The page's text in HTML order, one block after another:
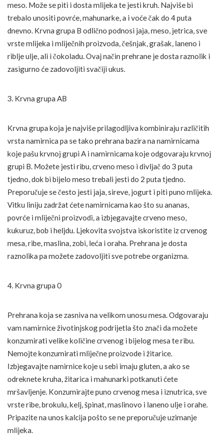
meso. Može se piti i dosta mlijeka te jesti kruh. Najviše bi
trebalo unositi povrće, mahunarke, a i voće čak do 4 puta
dnevno. Krvna grupa B odlično podnosi jaja, meso, jetrica, sve
vrste mlijeka i mliječnih proizvoda, češnjak, grašak, laneno i
riblje ulje, ali i čokoladu. Ovaj način prehrane je dosta raznolik i
zasigurno će zadovoljiti svačiji ukus.
3. Krvna grupa AB
Krvna grupa koja je najviše prilagodljiva kombiniraju različitih
vrsta namirnica pa se tako prehrana bazira na namirnicama
koje pašu krvnoj grupi A i namirnicama koje odgovaraju krvnoj
grupi B. Možete jesti ribu, crveno meso i divljač do 3 puta
tjedno, dok bi bijelo meso trebali jesti do 2 puta tjedno.
Preporučuje se često jesti jaja, sireve, jogurt i piti puno mlijeka.
Vitku liniju zadržat ćete namirnicama kao što su ananas,
povrće i mliječni proizvodi, a izbjegavajte crveno meso,
kukuruz, bob i heljdu. Ljekovita svojstva iskoristite iz crvenog
mesa, ribe, maslina, zobi, leća i oraha. Prehrana je dosta
raznolika pa možete zadovoljiti sve potrebe organizma.
4. Krvna grupa 0
Prehrana koja se zasniva na velikom unosu mesa. Odgovaraju
vam namirnice životinjskog podrijetla što znači da možete
konzumirati velike količine crvenog i bijelog mesa te ribu.
Nemojte konzumirati mliječne proizvode i žitarice.
Izbjegavajte namirnice koje u sebi imaju gluten, a ako se
odreknete kruha, žitarica i mahunarki potkanuti ćete
mršavljenje. Konzumirajte puno crvenog mesa i iznutrica, sve
vrste ribe, brokulu, kelj, špinat, maslinovo i laneno ulje i orahe.
Pripazite na unos kalcija pošto se ne preporučuje uzimanje
mlijeka.